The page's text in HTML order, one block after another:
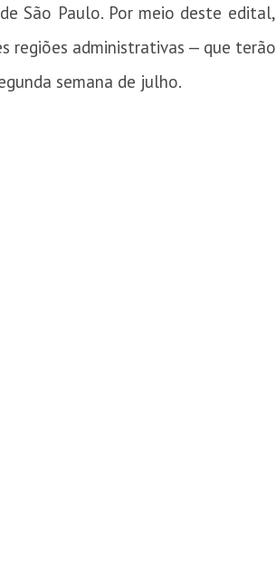
São Paulo. Por meio deste edital,
regiões administrativas — que terão
semana de julho.